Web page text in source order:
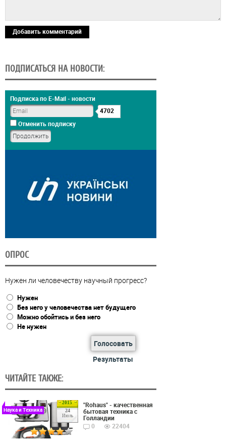
Добавить комментарий
ПОДПИСАТЬСЯ НА НОВОСТИ:
Подписка по E-Mail - новости
4702
Отменить подписку
ОПРОС
Нужен ли человечеству научный прогресс?
Нужен
Без него у человечества нет будущего
Можно обойтись и без него
Не нужен
Голосовать
Результаты
ЧИТАЙТЕ ТАКЖЕ:
2015
24
Июль
Наука и Техника
"Rohaus" - качественная
бытовая техника с
Голландии
0
22404